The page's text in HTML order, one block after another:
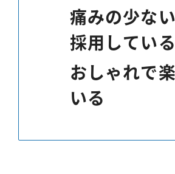
痛みの少な
採用している
おしゃれで
いる